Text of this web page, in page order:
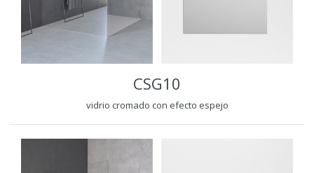
CSG10
vidrio cromado con efecto espejo